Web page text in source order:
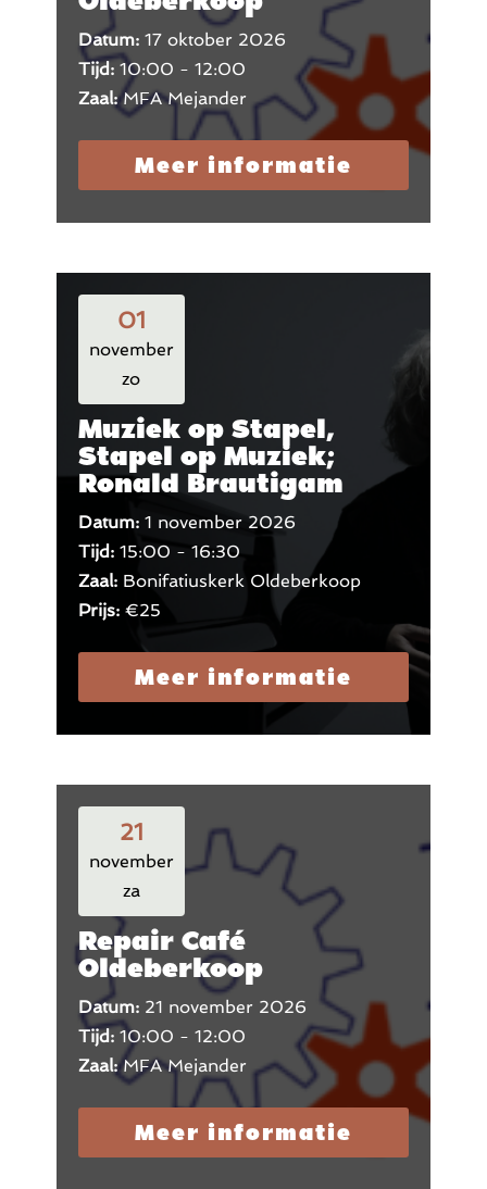
Datum: 17 oktober 2026
Tijd: 10:00 - 12:00
Zaal:MFA Mejander
Meer informatie
01
november
zo
Muziek op Stapel,
Stapel op Muziek;
Ronald Brautigam
Datum: 1 november 2026
Tijd: 15:00 - 16:30
Zaal: Bonifatiuskerk Oldeberkoop
Prijs: €25
Meer informatie
21
november
za
Repair Café
Oldeberkoop
Datum: 21 november 2026
Tijd: 10:00 - 12:00
Zaal:MFA Mejander
Meer informatie